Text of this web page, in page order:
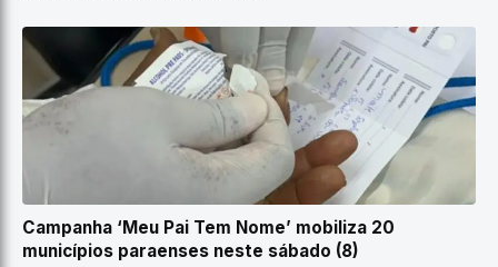
Campanha ‘Meu Pai Tem Nome’ mobiliza 20
municípios paraenses neste sábado (8)